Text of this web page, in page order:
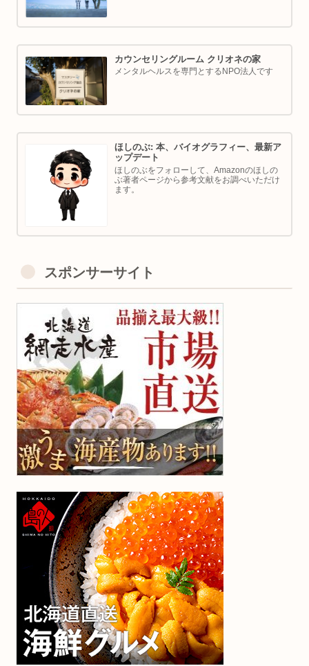
カウンセリングルーム クリオネの家
メンタルヘルスを専門とするNPO法人です
ほしのぶ: 本、バイオグラフィー、最新ア
ップデート
ほしのぶをフォローして、Amazonのほしの
ぶ著者ページから参考文献をお調べいただけ
ます。
スポンサーサイト